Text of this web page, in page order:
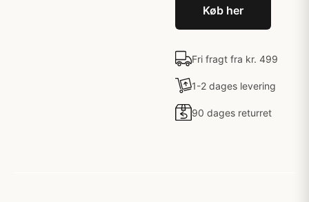
Køb her
Fri fragt fra kr. 499
1-2 dages levering
90 dages returret